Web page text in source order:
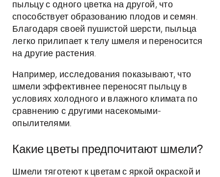
пыльцу с одного цветка на другой, что
способствует образованию плодов и семян.
Благодаря своей пушистой шерсти, пыльца
легко прилипает к телу шмеля и переносится
на другие растения.
Например, исследования показывают, что
шмели эффективнее переносят пыльцу в
условиях холодного и влажного климата по
сравнению с другими насекомыми-
опылителями.
Какие цветы предпочитают шмели?
Шмели тяготеют к цветам с яркой окраской и